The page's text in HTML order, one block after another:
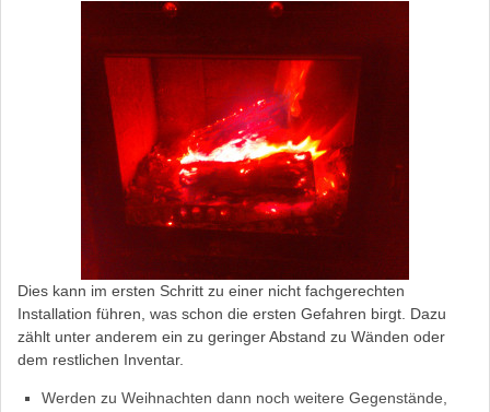
Dies kann im ersten Schritt zu einer nicht fachgerechten
Installation führen, was schon die ersten Gefahren birgt. Dazu
zählt unter anderem ein zu geringer Abstand zu Wänden oder
dem restlichen Inventar.
Werden zu Weihnachten dann noch weitere Gegenstände,